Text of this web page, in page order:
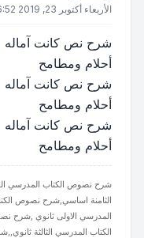
الأربعاء أكتوبر 23, 2019 6:52 pm
أحلام ومطامح
أحلام ومطامح
أحلام ومطامح
شرح نصوص الكتاب المدرسي
الثامنة اساسي,شرح نصوص
المدرسي الاولى ثانوي ,شرح
الكتاب المدرسي الثالثة